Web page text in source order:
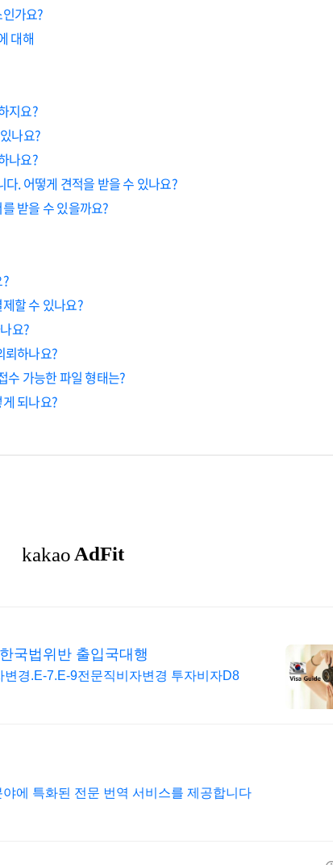
가요?
대해
지요?
나요?
나요?
. 어떻게 견적을 받을 수 있나요?
받을 수 있을까요?
할 수 있나요?
요?
뢰하나요?
수 가능한 파일 형태는?
되나요?
국법위반 출입국대행
경.E-7.E-9전문직비자변경 투자비자D8
에 특화된 전문 번역 서비스를 제공합니다